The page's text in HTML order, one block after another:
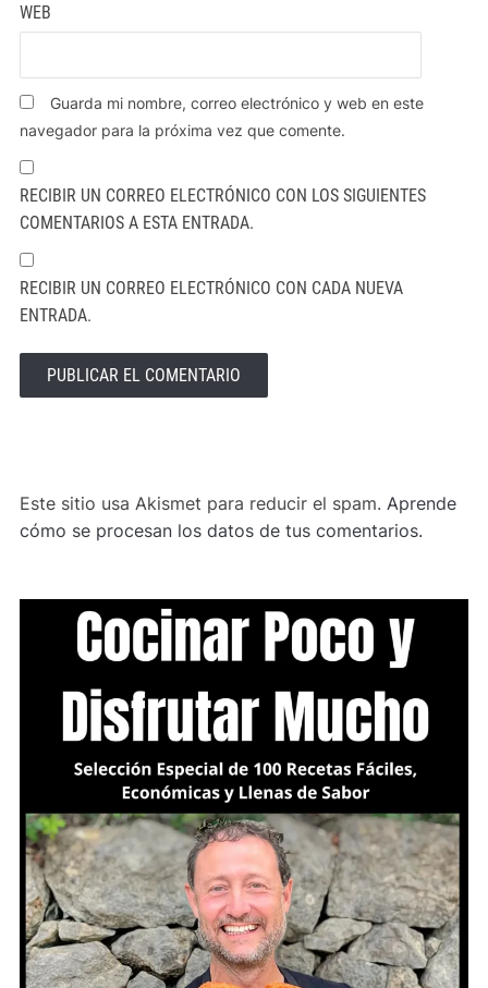
WEB
Guarda mi nombre, correo electrónico y web en este
navegador para la próxima vez que comente.
RECIBIR UN CORREO ELECTRÓNICO CON LOS SIGUIENTES
COMENTARIOS A ESTA ENTRADA.
RECIBIR UN CORREO ELECTRÓNICO CON CADA NUEVA
ENTRADA.
Este sitio usa Akismet para reducir el spam. Aprende
cómo se procesan los datos de tus comentarios.